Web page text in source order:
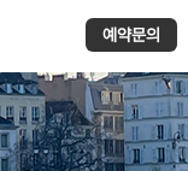
예약문의